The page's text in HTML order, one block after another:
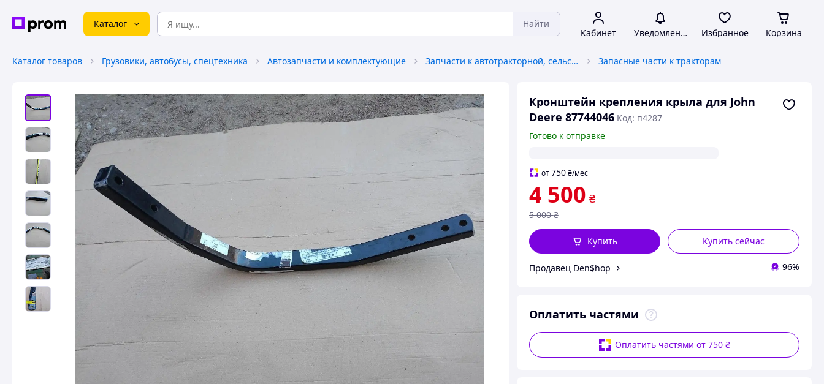
Каталог Найти
Кабинет Уведомления Избранное Корзина
Каталог товаров Грузовики, автобусы, спецтехника Автозапчасти и комплектующие Запчасти к автотракторной, сельскохозяйственной спецтехнике Запасные части к тракторам
Кронштейн крепления крыла для John
Deere 87744046 Код: п4287
Готово к отправке
от750 ₴/мес
4 500 ₴
5 000 ₴
Купить сейчас
Купить
Продавец Den$hop 96%
Оплатить частями
Оплатить частями от 750 ₴